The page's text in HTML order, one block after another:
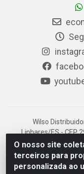
O nosso site
terceiros para
personalizada ao
Wilso
Linhares/ES - CEP